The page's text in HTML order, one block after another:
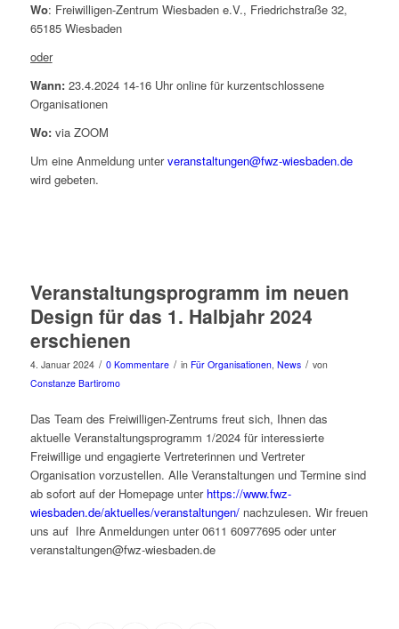
Wo: Freiwilligen-Zentrum Wiesbaden e.V., Friedrichstraße 32,
65185 Wiesbaden
oder
Wann:23.4.2024 14-16 Uhr online für kurzentschlossene
Organisationen
Wo:via ZOOM
Um eine Anmeldung unterveranstaltungen@fwz-wiesbaden.de
wird gebeten.
Veranstaltungsprogramm im neuen
Design für das 1. Halbjahr 2024
erschienen
4. Januar 2024 / 0 Kommentare / in Für Organisationen, News / von
Constanze Bartiromo
Das Team des Freiwilligen-Zentrums freut sich, Ihnen das
aktuelle Veranstaltungsprogramm 1/2024 für interessierte
Freiwillige und engagierte Vertreterinnen und Vertreter
Organisation vorzustellen. Alle Veranstaltungen und Termine sind
ab sofort auf der Homepage unter https://www.fwz-
wiesbaden.de/aktuelles/veranstaltungen/nachzulesen. Wir freuen
uns auf Ihre Anmeldungen unter 0611 60977695 oder unter
veranstaltungen@fwz-wiesbaden.de